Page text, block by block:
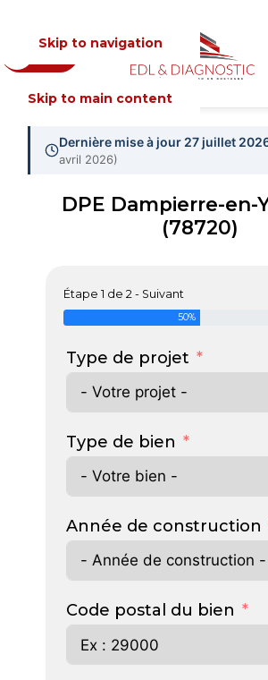
Skip to navigation
Skip to main content
MENU
Dernière mise à jour 27 juillet
avril 2026)
DPE Dampierre-en-
(78720)
Étape 1 de 2 - Suivant
50%
Type de projet
Type de bien
Année de construction
Code postal du bien